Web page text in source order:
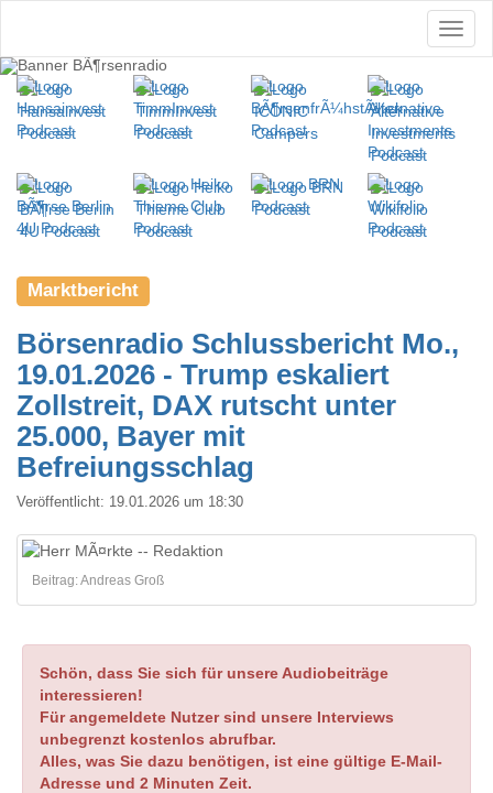
Marktbericht
Börsenradio Schlussbericht Mo.,
19.01.2026 - Trump eskaliert
Zollstreit, DAX rutscht unter
25.000, Bayer mit
Befreiungsschlag
Veröffentlicht: 19.01.2026 um 18:30
Beitrag: Andreas Groß
Schön, dass Sie sich für unsere Audiobeiträge
interessieren!
Für angemeldete Nutzer sind unsere Interviews
unbegrenzt kostenlos abrufbar.
Alles, was Sie dazu benötigen, ist eine gültige E-Mail-
Adresse und 2 Minuten Zeit.